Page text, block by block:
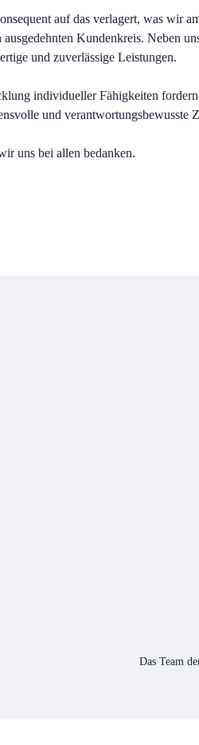
auf das verlagert, was wir
Kundenkreis. Neben
und zuverlässige Leistungen.
individueller Fähigkeiten
und verantwortungsbewusste
uns bei allen bedanken.
Das Team